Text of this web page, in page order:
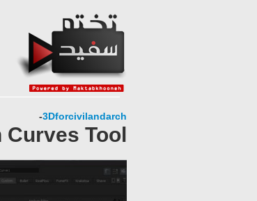
3Dforcivilandarch
-
Curves Tool